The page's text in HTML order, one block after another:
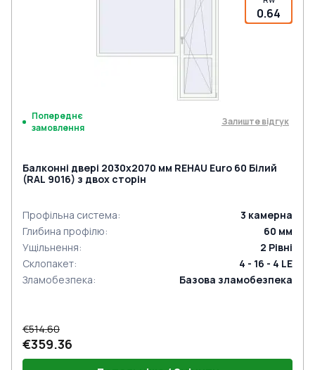
0.64
Попереднє
замовлення
Залиште відгук
Балконні двері 2030x2070 мм REHAU Euro 60 Білий
(RAL 9016) з двох сторін
Профільна система: 3 камерна
Глибина профілю: 60 мм
Ущільнення: 2 Рівні
Склопакет:
4 - 16 - 4 LE
Зламобезпека: Базова зламобезпека
€514.60
€359.36